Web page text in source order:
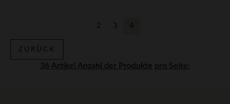
Anzahl der Produkte pro Seite:
ZURÜCK
2 3 4